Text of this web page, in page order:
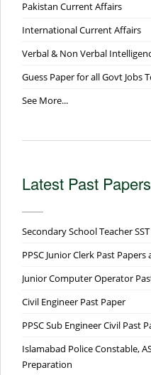
Pakistan Current Affairs
International Current Affairs
Verbal & Non Verbal
Guess Paper for all Govt Jobs
See More...
Latest Past Papers
Secondary School Teacher
PPSC Junior Clerk Past
Junior Computer Operator
Civil Engineer Past Paper
PPSC Sub Engineer Civil Past
Islamabad Police Constable,
Preparation